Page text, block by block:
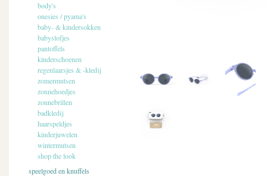
body's
onesies / pyama's
baby- & kindersokken
babyslofjes
pantoffels
kinderschoenen
regenlaarsjes & -kledij
zomermutsen
zonnehoedjes
zonnebrillen
badkledij
haarspeldjes
kinderjuwelen
wintermutsen
shop the look
speelgoed en knuffels